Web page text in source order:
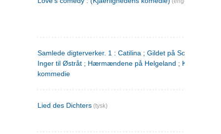
Samlede digterverker. 1 : Catilina ; Gildet på Solhaug ; Fru
Inger til Østråt ; Hærmændene på Helgeland ;
kommedie
Lied des Dichters (tysk)